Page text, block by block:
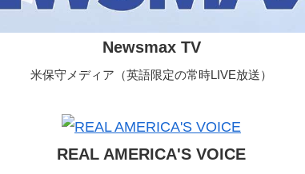
Newsmax TV
米保守メディア（英語限定の常時LIVE放送）
REAL AMERICA'S VOICE